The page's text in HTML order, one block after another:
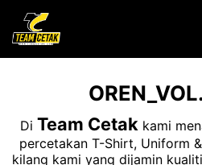
Di Team Cetak kami
percetakan T-Shirt, Uniform
kilang kami yang dijamin